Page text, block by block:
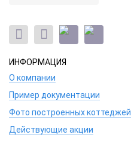
ИНФОРМАЦИЯ
О компании
Пример документации
Фото построенных коттеджей
Действующие акции